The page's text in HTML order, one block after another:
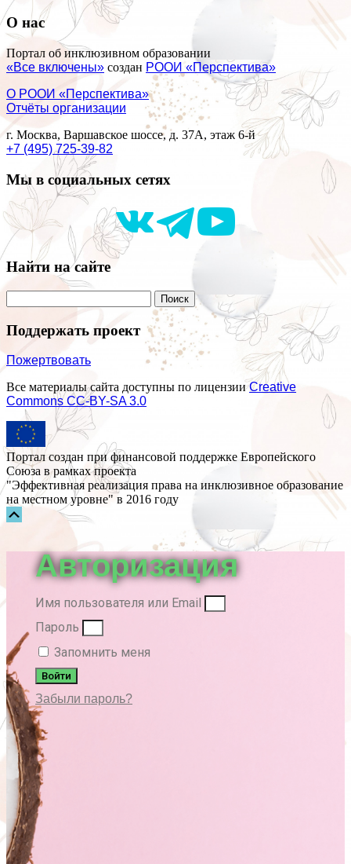
О нас
Портал об инклюзивном образовании
«Все включены» создан РООИ «Перспектива»
О РООИ «Перспектива»
Отчёты организации
г. Москва, Варшавское шоссе, д. 37А, этаж 6-й
+7 (495) 725-39-82
Мы в социальных сетях
Найти на сайте
Поддержать проект
Пожертвовать
Все материалы сайта доступны по лицензииCreative
Commons СС-BY-SA 3.0
Портал создан при финансовой поддержке Европейского
Союза в рамках проекта
"Эффективная реализация права на инклюзивное образование
на местном уровне" в 2016 году
Прокрутка
Авторизация
Имя пользователя или Email
Пароль
Запомнить меня
Войти
Забыли пароль?